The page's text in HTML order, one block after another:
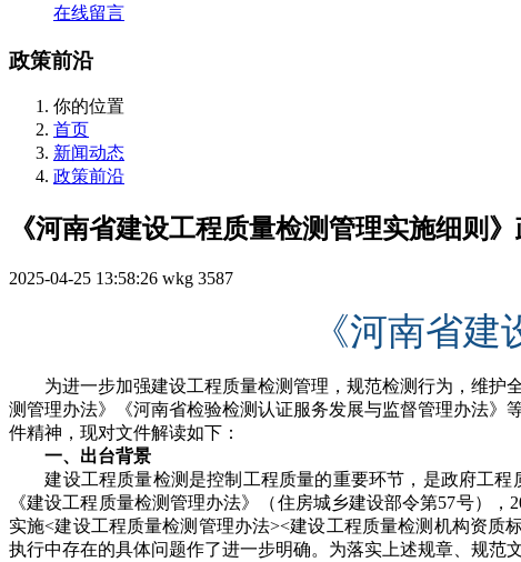
在线留言
政策前沿
你的位置
首页
新闻动态
政策前沿
《河南省建设工程质量检测管理实施细则
2025-04-25 13:58:26 wkg 3587
《河南省
为进一步加强建设工程质量检测管理，规范检测行为，维
测管理办法》《河南省检验检测认证服务发展与监督管理办法
件精神，现对文件解读如下：
一、出台背景
建设工程质量检测是控制工程质量的重要环节，是政府工程
《建设工程质量检测管理办法》（住房城乡建设部令第57号）
实施<建设工程质量检测管理办法><建设工程质量检测机构资
执行中存在的具体问题作了进一步明确。为落实上述规章、规范